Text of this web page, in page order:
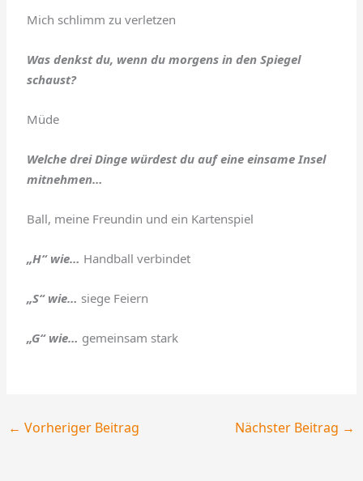
Mich schlimm zu verletzen
Was denkst du, wenn du morgens in den Spiegel
schaust?
Müde
Welche drei Dinge würdest du auf eine einsame Insel
mitnehmen…
Ball, meine Freundin und ein Kartenspiel
„H“ wie… Handball verbindet
„S“ wie… siege Feiern
„G“ wie… gemeinsam stark
← Vorheriger Beitrag Nächster Beitrag →